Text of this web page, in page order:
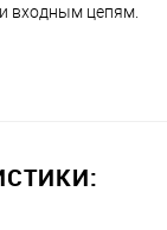
входным цепям.